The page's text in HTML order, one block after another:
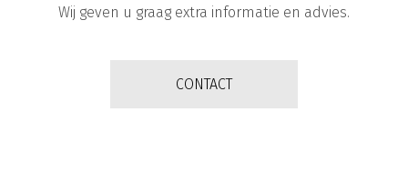
Wij geven u graag extra informatie en advies.
CONTACT